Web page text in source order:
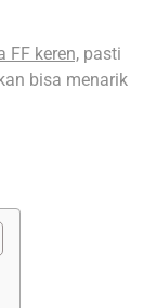
FF keren, pasti
bisa menarik